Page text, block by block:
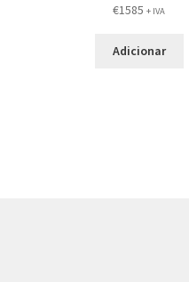
€1585 + IVA
Adicionar